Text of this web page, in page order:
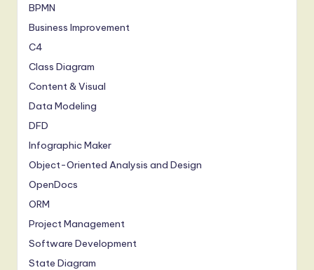
BPMN
Business Improvement
C4
Class Diagram
Content & Visual
Data Modeling
DFD
Infographic Maker
Object-Oriented Analysis and Design
OpenDocs
ORM
Project Management
Software Development
State Diagram